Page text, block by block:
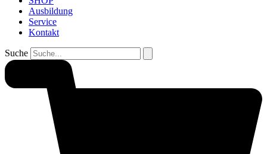
Ausbildung
Service
Kontakt
Suche